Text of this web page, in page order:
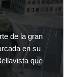
de la gran
en su
que